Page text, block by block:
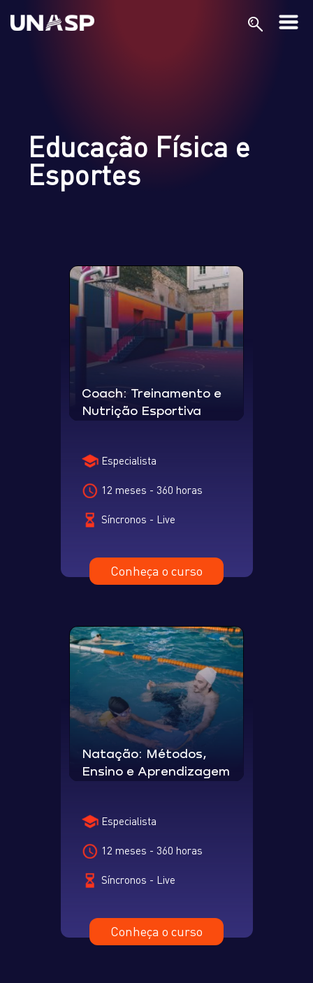
Educação Física e
Esportes
Coach: Treinamento e
Nutrição Esportiva
Especialista
12 meses - 360 horas
Síncronos - Live
Conheça o curso
Natação: Métodos,
Ensino e Aprendizagem
Especialista
12 meses - 360 horas
Síncronos - Live
Conheça o curso